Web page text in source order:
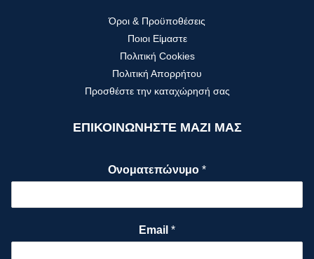
Όροι & Προϋποθέσεις
Ποιοι Είμαστε
Πολιτική Cookies
Πολιτική Απορρήτου
Προσθέστε την καταχώρησή σας
ΕΠΙΚΟΙΝΩΝΗΣΤΕ ΜΑΖΙ ΜΑΣ
Ονοματεπώνυμο *
Email *